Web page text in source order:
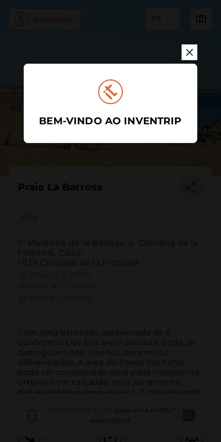
PT
Praia La Barrosa
Praia
P. Marítimo de la Barrosa, 4. Chiclana de la
Frontera, Cádiz.
11139 Chiclana de la Frontera
Com uma extensão aproximada de 6
quilômetros de fina areia dourada, onde se
distinguem dois trechos claramente
diferenciados. A área do Paseo Marítimo
pode ser considerada uma praia claramente
urbana, com calçadão, estacionamento,
restaurantes, quiosques, etc. E um segundo
para uma melhor
experiência
BEM-VINDO AO INVENTRIP